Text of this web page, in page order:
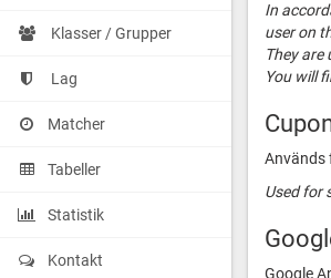
Klasser / Grupper
Lag
Matcher
Tabeller
Statistik
Kontakt
In
user on
They are
You will
Används
Used for
Google